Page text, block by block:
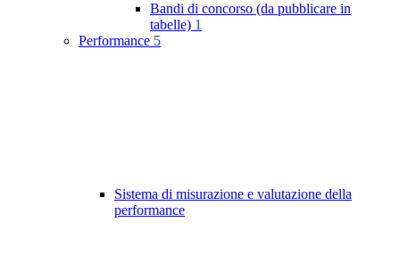
Bandi di concorso (da pubblicare in
tabelle) 1
Performance 5
Sistema di misurazione e valutazione della
performance